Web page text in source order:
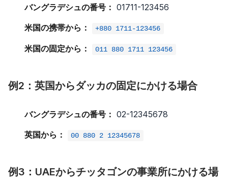
バングラデシュの番号： 01711-123456
米国の携帯から：
+880 1711-123456
米国の固定から： 011 880 1711 123456
例2：英国からダッカの固定にかける場合
バングラデシュの番号： 02-12345678
英国から：
00 880 2 12345678
例3：UAEからチッタゴンの事業所にかける場